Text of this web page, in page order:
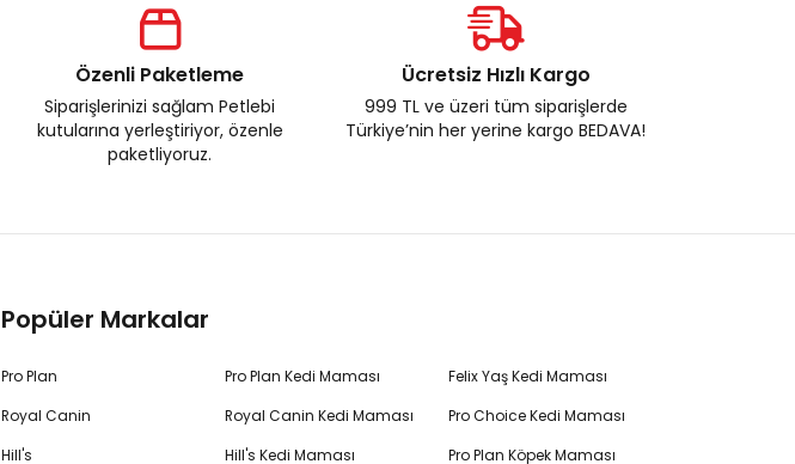
Özenli Paketleme
Siparişlerinizi sağlam Petlebi
kutularına yerleştiriyor, özenle
paketliyoruz.
Ücretsiz Hızlı Kargo
999 TL ve üzeri tüm siparişlerde
Türkiye’nin her yerine kargo BEDAVA!
Popüler Markalar
Pro Plan
Royal Canin
Hill's
Pro Plan Kedi Maması
Royal Canin Kedi Maması
Hill's Kedi Maması
Felix Yaş Kedi Maması
Pro Choice Kedi Maması
Pro Plan Köpek Maması